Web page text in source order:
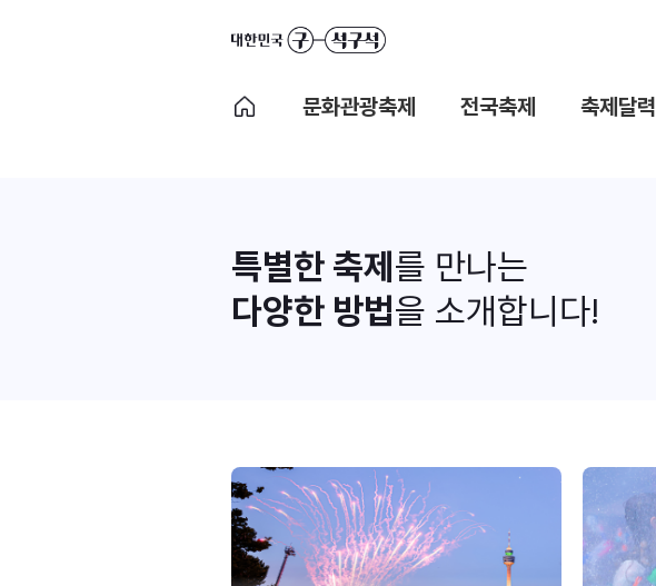
문화관광축제 전국축제 축제달력
특별한 축제 를 만나는
다양한 방법을 소개합니다!